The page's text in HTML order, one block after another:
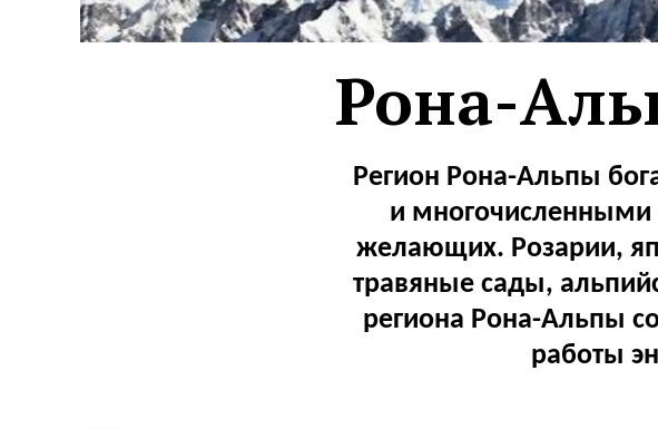
Рона-
Регион Рона-Альпы
и многочисленными
желающих. Розарии,
травяные сады,
региона Рона-Альпы
работы